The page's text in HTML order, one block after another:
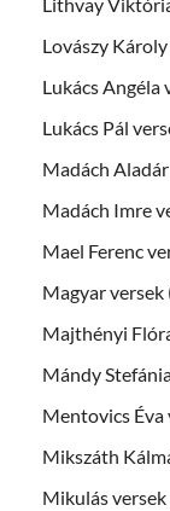
Lovászy
Lukács Angéla
Lukács Pál
Madách
Madách Imre
Mael Ferenc
Magyar versek
Majthényi
Mándy
Mentovics Éva
Mikszáth
Mikulás versek